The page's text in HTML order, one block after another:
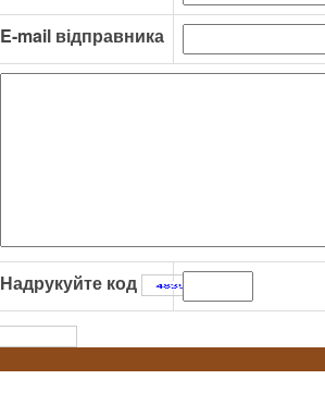
E-mail відправника
Надрукуйте код